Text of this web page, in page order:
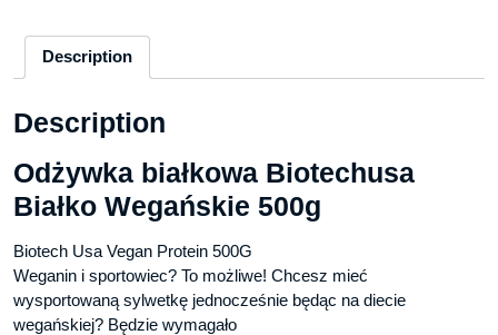
Description
Description
Odżywka białkowa Biotechusa
Białko Wegańskie 500g
Biotech Usa Vegan Protein 500G
Weganin i sportowiec? To możliwe! Chcesz mieć
wysportowaną sylwetkę jednocześnie będąc na diecie
wegańskiej? Będzie wymagało